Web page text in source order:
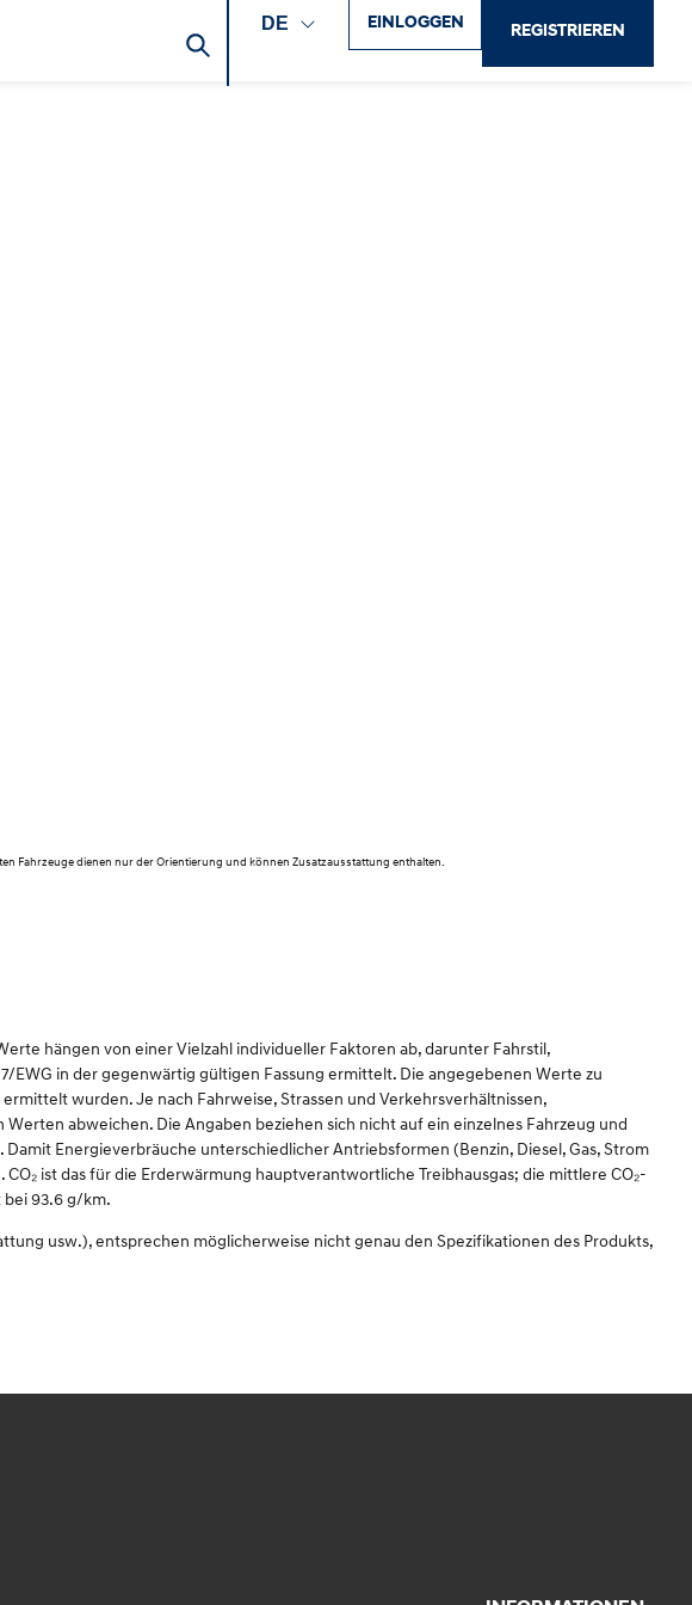
DE EINLOGGEN REGISTRIEREN
Fahrzeuge dienen nur der Orientierung und können Zusatzausstattung enthalten.
hängen von einer Vielzahl individueller Faktoren ab, darunter Fahrstil,
in der gegenwärtig gültigen Fassung ermittelt. Die angegebenen Werte zu
wurden. Je nach Fahrweise, Strassen und Verkehrsverhältnissen,
abweichen. Die Angaben beziehen sich nicht auf ein einzelnes Fahrzeug und
Energieverbräuche unterschiedlicher Antriebsformen (Benzin, Diesel, Gas, Strom
ist das für die Erderwärmung hauptverantwortliche Treibhausgas; die mittlere CO₂-
bei 93.6 g/km.
usw.), entsprechen möglicherweise nicht genau den Spezifikationen des Produkts,